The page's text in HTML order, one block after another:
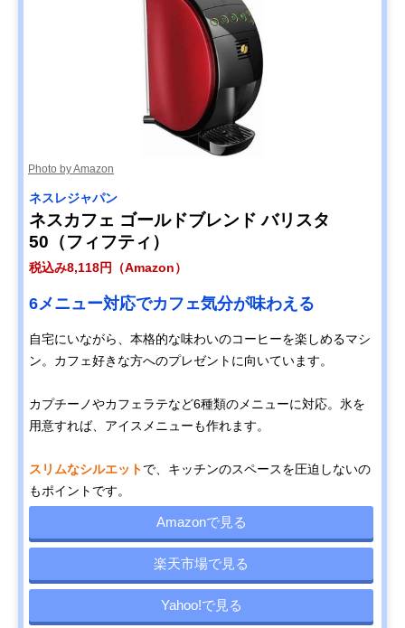
Photo by Amazon
ネスレジャパン
ネスカフェ ゴールドブレンド バリスタ
50（フィフティ）
税込み8,118円（Amazon）
6メニュー対応でカフェ気分が味わえる
自宅にいながら、本格的な味わいのコーヒーを楽しめるマシ
ン。カフェ好きな方へのプレゼントに向いています。
カプチーノやカフェラテなど6種類のメニューに対応。氷を
用意すれば、アイスメニューも作れます。
スリムなシルエットで、キッチンのスペースを圧迫しないの
もポイントです。
Amazonで見る
楽天市場で見る
Yahoo!で見る